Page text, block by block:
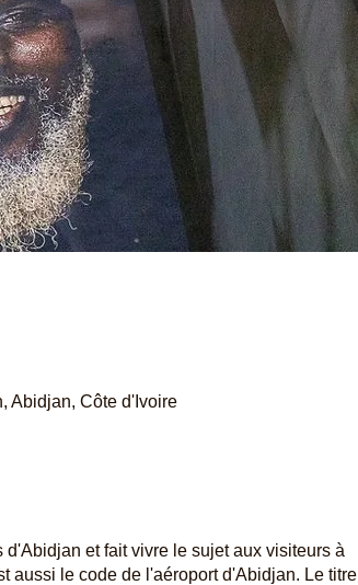
Abidjan, Côte d'Ivoire
et fait vivre le sujet aux visiteurs à
aussi le code de l'aéroport d'Abidjan. Le titre